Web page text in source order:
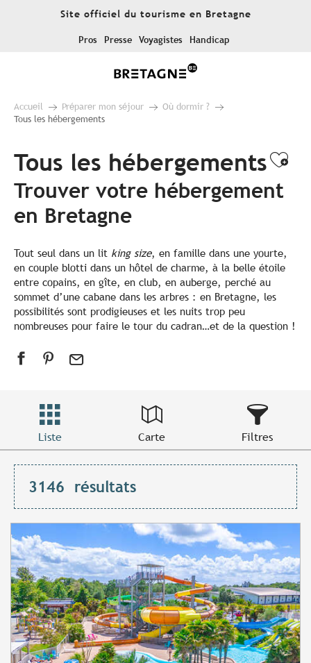
Site officiel du tourisme en Bretagne
Pros Presse Voyagistes Handicap
Accueil Préparer mon séjour
Où dormir ?
Tous les hébergements
Tous les hébergements
Trouver votre hébergement
en Bretagne
Tout seul dans un lit king size, en famille dans une yourte,
en couple blotti dans un hôtel de charme, à la belle étoile
entre copains, en gîte, en club, en auberge, perché au
sommet d’une cabane dans les arbres : en Bretagne, les
possibilités sont prodigieuses et les nuits trop peu
nombreuses pour faire le tour du cadran…et de la question !
Liste Carte Filtres
3146 résultats